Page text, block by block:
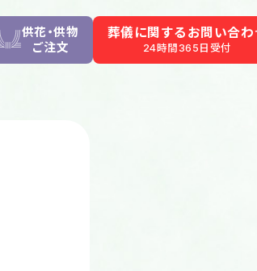
供花・供物
ご注文
葬儀に関するお問い合わ
24時間365日受付